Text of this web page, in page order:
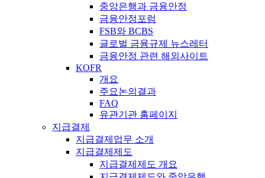
중앙은행과 금융안정
금융안정포럼
FSB와 BCBS
글로벌 금융규제 뉴스레터
금융안정 관련 해외사이트
KOFR
개요
주요논의결과
FAQ
유관기관 홈페이지
지급결제
지급결제업무 소개
지급결제제도
지급결제제도 개요